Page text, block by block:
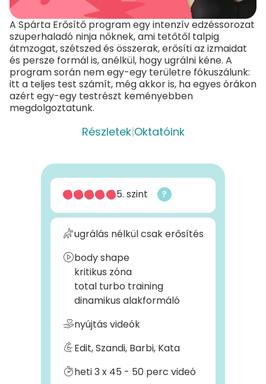
Részletek|Oktatóink
A Spárta Erősítő program egy intenzív edzéssorozat
szuperhaladó ninja nőknek, ami tetőtől talpig
átmzogat, szétszed és összerak, erősíti az izmaidat
és persze formál is, anélkül, hogy ugrálni kéne. A
program során nem egy-egy területre fókuszálunk:
itt a teljes test számít, még akkor is, ha egyes órákon
azért egy-egy testrészt keményebben
megdolgoztatunk.
5. szint ?
ugrálás nélkül csak erősítés
body shape
kritikus zóna
total turbo training
dinamikus alakformáló
nyújtás videók
Edit, Szandi, Barbi, Kata
heti 3 x 45 - 50 perc videó